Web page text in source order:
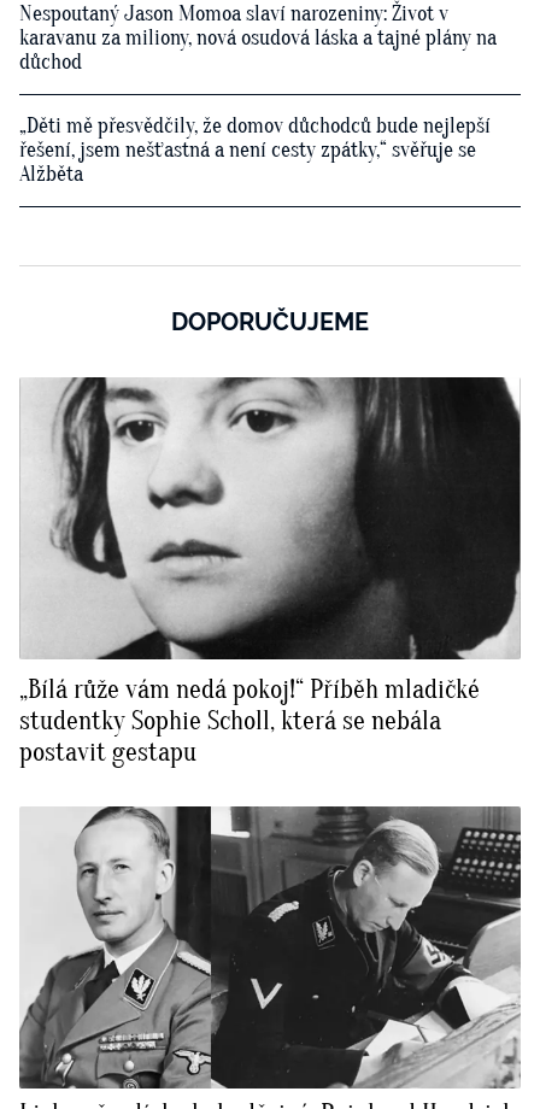
Nespoutaný Jason Momoa slaví narozeniny: Život v
karavanu za miliony, nová osudová láska a tajné plány na
důchod
„Děti mě přesvědčily, že domov důchodců bude nejlepší
řešení, jsem nešťastná a není cesty zpátky,“ svěřuje se
Alžběta
DOPORUČUJEME
„Bílá růže vám nedá pokoj!“ Příběh mladičké
studentky Sophie Scholl, která se nebála
postavit gestapu